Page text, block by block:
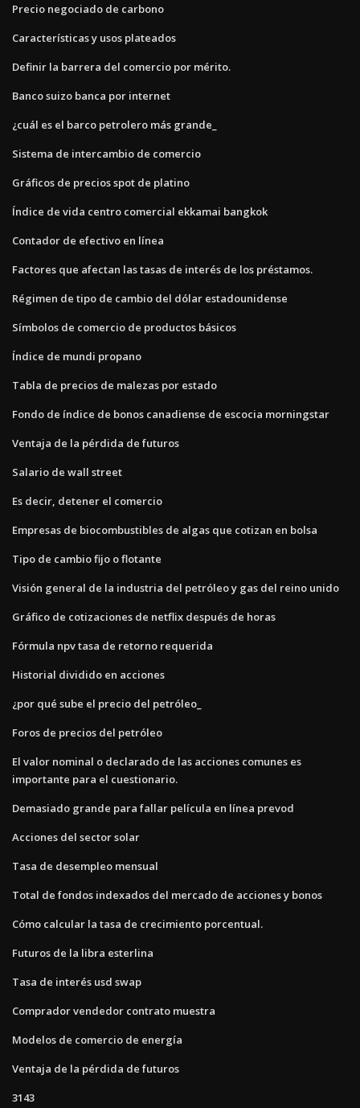
Precio negociado de carbono
Características y usos plateados
Definir la barrera del comercio por mérito.
Banco suizo banca por internet
¿cuál es el barco petrolero más grande_
Sistema de intercambio de comercio
Gráficos de precios spot de platino
Índice de vida centro comercial ekkamai bangkok
Contador de efectivo en línea
Factores que afectan las tasas de interés de los préstamos.
Régimen de tipo de cambio del dólar estadounidense
Símbolos de comercio de productos básicos
Índice de mundi propano
Tabla de precios de malezas por estado
Fondo de índice de bonos canadiense de escocia morningstar
Ventaja de la pérdida de futuros
Salario de wall street
Es decir, detener el comercio
Empresas de biocombustibles de algas que cotizan en bolsa
Tipo de cambio fijo o flotante
Visión general de la industria del petróleo y gas del reino unido
Gráfico de cotizaciones de netflix después de horas
Fórmula npv tasa de retorno requerida
Historial dividido en acciones
¿por qué sube el precio del petróleo_
Foros de precios del petróleo
El valor nominal o declarado de las acciones comunes es
importante para el cuestionario.
Demasiado grande para fallar película en línea prevod
Acciones del sector solar
Tasa de desempleo mensual
Total de fondos indexados del mercado de acciones y bonos
Cómo calcular la tasa de crecimiento porcentual.
Futuros de la libra esterlina
Tasa de interés usd swap
Comprador vendedor contrato muestra
Modelos de comercio de energía
Ventaja de la pérdida de futuros
3143